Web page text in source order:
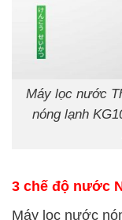
Máy lọc nước
nóng lạnh
3 chế độ nước
Máy lọc nước